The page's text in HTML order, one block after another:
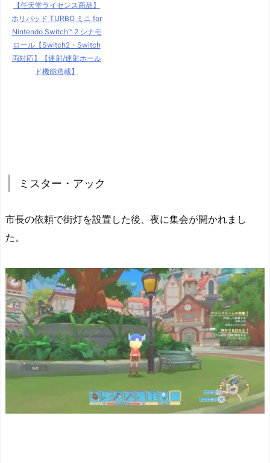
【任天堂ライセンス商品】
ホリパッド TURBO ミニ for
Nintendo Switch™ 2 シナモ
ロール【Switch2・Switch
両対応】【連射/連射ホール
ド機能搭載】
ミスター・アック
市長の依頼で街灯を設置した後、夜に集会が開かれまし
た。